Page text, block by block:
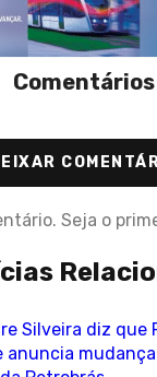
Comentários
Seja o